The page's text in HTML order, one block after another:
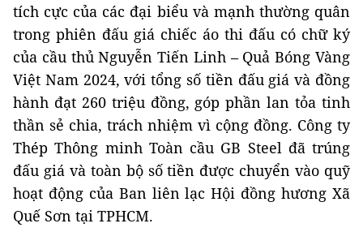
tích cực của các đại biểu và mạnh thường quân
trong phiên đấu giá chiếc áo thi đấu có chữ ký
của cầu thủ Nguyễn Tiến Linh – Quả Bóng Vàng
Việt Nam 2024, với tổng số tiền đấu giá và đồng
hành đạt 260 triệu đồng, góp phần lan tỏa tinh
thần sẻ chia, trách nhiệm vì cộng đồng. Công ty
Thép Thông minh Toàn cầu GB Steel đã trúng
đấu giá và toàn bộ số tiền được chuyển vào quỹ
hoạt động của Ban liên lạc Hội đồng hương Xã
Quế Sơn tại TPHCM.